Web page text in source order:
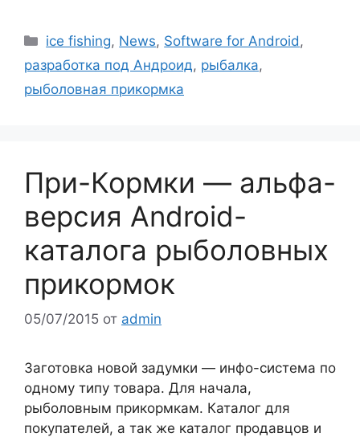
Рубрики
ice fishing, News, Software for Android ,
разработка под Андроид, рыбалка,
рыболовная прикормка
При-Кормки — альфа-
версия Android-
каталога рыболовных
прикормок
05/07/2015 от admin
Заготовка новой задумки — инфо-система по
одному типу товара. Для начала,
рыболовным прикормкам. Каталог для
покупателей, а так же каталог продавцов и